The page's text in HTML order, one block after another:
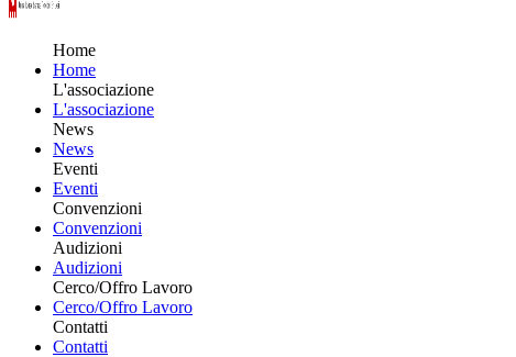
Home
Home
L'associazione
L'associazione
News
News
Eventi
Eventi
Convenzioni
Convenzioni
Audizioni
Audizioni
Cerco/Offro Lavoro
Cerco/Offro Lavoro
Contatti
Contatti